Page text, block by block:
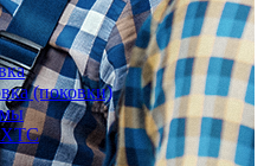
(поковки)
ХТС